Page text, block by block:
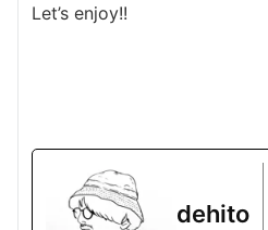
Let’s enjoy!!
dehito